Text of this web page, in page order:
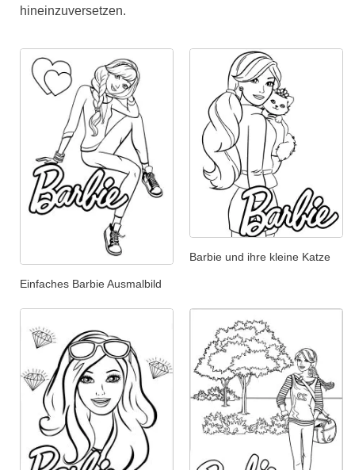
hineinzuversetzen.
Einfaches Barbie Ausmalbild
Barbie und ihre kleine Katze